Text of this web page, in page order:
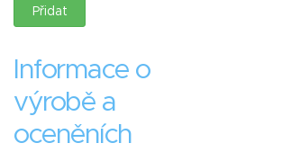
Informace o
výrobě a
oceněních